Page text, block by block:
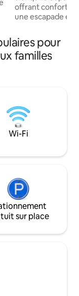
offrant confort et
une escapade et
calme, la villa
endroit
une verdure apaisante. En
durée de séjour
nous vous
demande pour
pour
familles
Wi-Fi
sur place